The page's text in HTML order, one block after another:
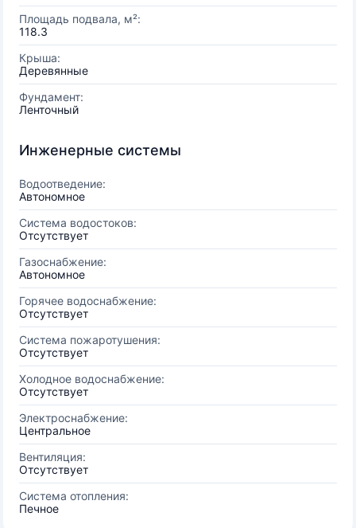
Площадь подвала, м²:
118.3
Крыша:
Деревянные
Фундамент:
Ленточный
Инженерные системы
Водоотведение:
Автономное
Система водостоков:
Отсутствует
Газоснабжение:
Автономное
Горячее водоснабжение:
Отсутствует
Система пожаротушения:
Отсутствует
Холодное водоснабжение:
Отсутствует
Электроснабжение:
Центральное
Вентиляция:
Отсутствует
Система отопления:
Печное